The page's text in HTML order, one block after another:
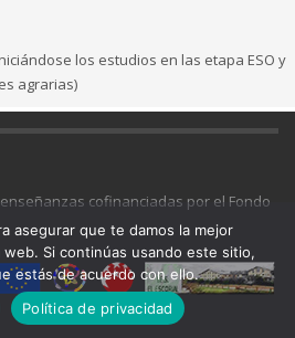
los estudios en las etapa ESO y
agrarias)
cofinanciadas por el Fondo
asegurar que te damos la mejor
Si continúas usando este sitio,
estás de acuerdo con ello.
Política de privacidad